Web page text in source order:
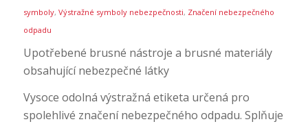
symboly, Výstražné symboly nebezpečnosti, Značení nebezpečného
odpadu
Upotřebené brusné nástroje a brusné materiály
obsahující nebezpečné látky
Vysoce odolná výstražná etiketa určená pro
spolehlivé značení nebezpečného odpadu. Splňuje